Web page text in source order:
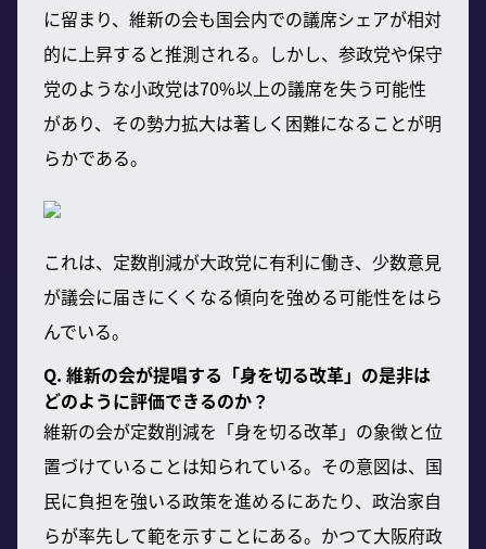
に留まり、維新の会も国会内での議席シェアが相対
的に上昇すると推測される。しかし、参政党や保守
党のような小政党は70%以上の議席を失う可能性
があり、その勢力拡大は著しく困難になることが明
らかである。
これは、定数削減が大政党に有利に働き、少数意見
が議会に届きにくくなる傾向を強める可能性をはら
んでいる。
Q. 維新の会が提唱する「身を切る改革」の是非は
どのように評価できるのか？
維新の会が定数削減を「身を切る改革」の象徴と位
置づけていることは知られている。その意図は、国
民に負担を強いる政策を進めるにあたり、政治家自
らが率先して範を示すことにある。かつて大阪府政